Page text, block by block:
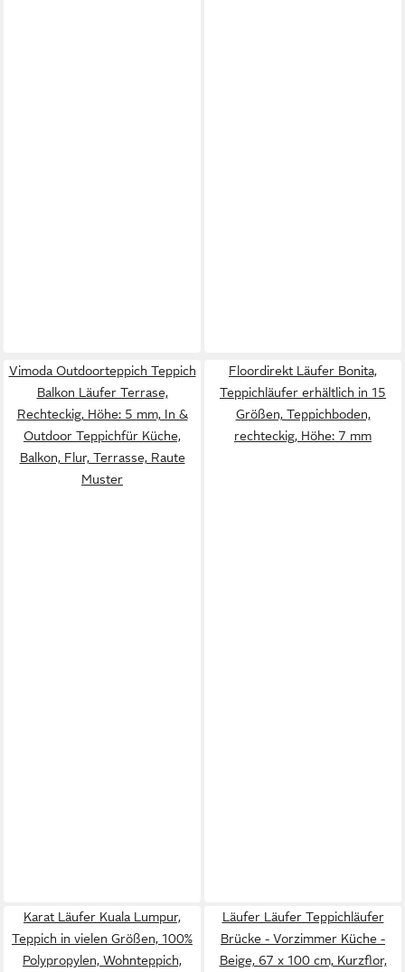
Vimoda Outdoorteppich Teppich
Balkon Läufer Terrase,
Rechteckig, Höhe: 5 mm, In &
Outdoor Teppichfür Küche,
Balkon, Flur, Terrasse, Raute
Muster
Floordirekt Läufer Bonita,
Teppichläufer erhältlich in 15
Größen, Teppichboden,
rechteckig, Höhe: 7 mm
Karat Läufer Kuala Lumpur,
Teppich in vielen Größen, 100%
Polypropylen, Wohnteppich,
Läufer Läufer Teppichläufer
Brücke - Vorzimmer Küche -
Beige, 67 x 100 cm, Kurzflor,